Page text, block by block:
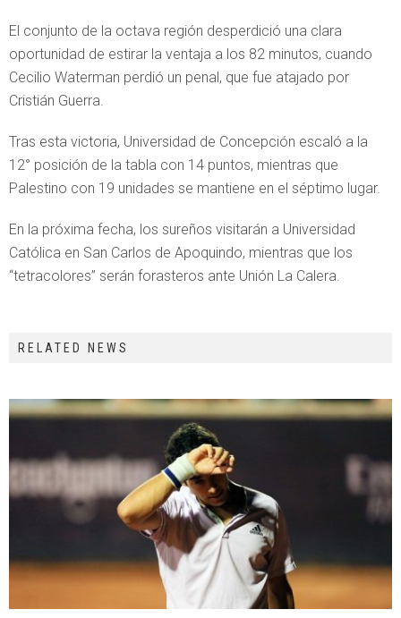
El conjunto de la octava región desperdició una clara
oportunidad de estirar la ventaja a los 82 minutos, cuando
Cecilio Waterman perdió un penal, que fue atajado por
Cristián Guerra.
Tras esta victoria, Universidad de Concepción escaló a la
12° posición de la tabla con 14 puntos, mientras que
Palestino con 19 unidades se mantiene en el séptimo lugar.
En la próxima fecha, los sureños visitarán a Universidad
Católica en San Carlos de Apoquindo, mientras que los
“tetracolores” serán forasteros ante Unión La Calera.
RELATED NEWS